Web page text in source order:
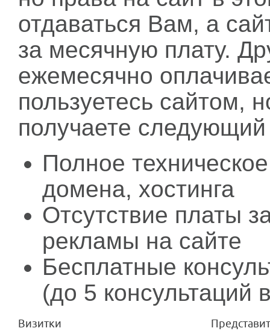
отдаваться Вам, а
за месячную плату.
ежемесячно
пользуетесь сайтом,
получаете следующий
Полное
домена, хостинга
Отсутствие платы
рекламы на сайте
Бесплатные
(до 5 консультаций
Визитки